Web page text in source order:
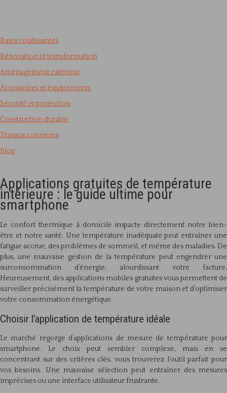
Baies coulissantes
Rénovation et transformation
Aménagement extérieur
Accessoires et équipements
Sécurité et protection
Construction durable
Travaux connexes
Blog
Applications gratuites de température
intérieure : le guide ultime pour
smartphone
Le confort thermique à domicile impacte directement notre bien-
être et notre santé. Une température inadéquate peut entraîner une
fatigue accrue, des problèmes de sommeil, et même des maladies. De
plus, une mauvaise gestion de la température peut engendrer une
surconsommation d’énergie, alourdissant votre facture.
Heureusement, des applications mobiles gratuites vous permettent de
surveiller précisément la température de votre maison et d’optimiser
votre consommation énergétique.
Choisir l’application de température idéale
Le marché regorge d’applications de mesure de température pour
smartphone. Le choix peut sembler complexe, mais en se
concentrant sur des critères clés, vous trouverez l’outil parfait pour
vos besoins. Une mauvaise sélection peut entraîner des mesures
imprécises ou une interface utilisateur frustrante.